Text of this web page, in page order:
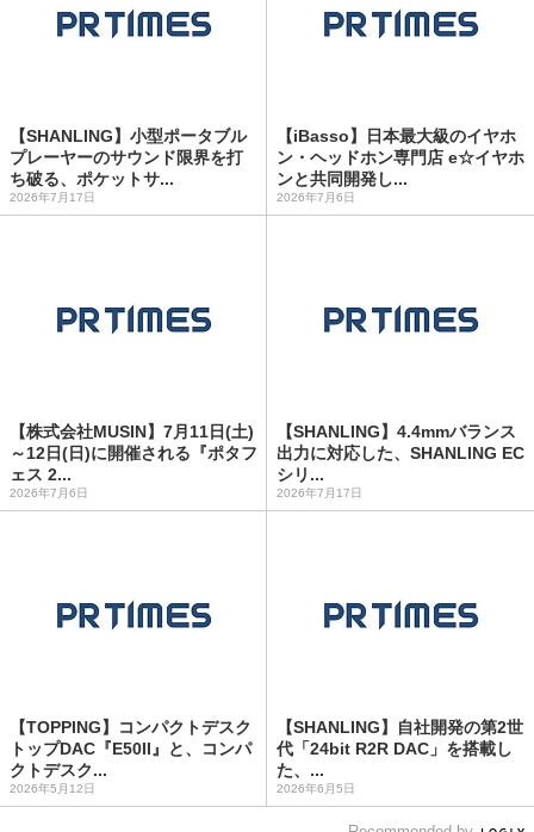
【SHANLING】小型ポータブル
プレーヤーのサウンド限界を打
ち破る、ポケットサ...
2026年7月17日
【iBasso】日本最大級のイヤホ
ン・ヘッドホン専門店 e☆イヤホ
ンと共同開発し...
2026年7月6日
【株式会社MUSIN】7月11日(土)
～12日(日)に開催される『ポタフ
ェス 2...
2026年7月6日
【SHANLING】4.4mmバランス
出力に対応した、SHANLING EC
シリ...
2026年7月17日
【TOPPING】コンパクトデスク
トップDAC『E50II』と、コンパ
クトデスク...
2026年5月12日
【SHANLING】自社開発の第2世
代「24bit R2R DAC」を搭載し
た、...
2026年6月5日